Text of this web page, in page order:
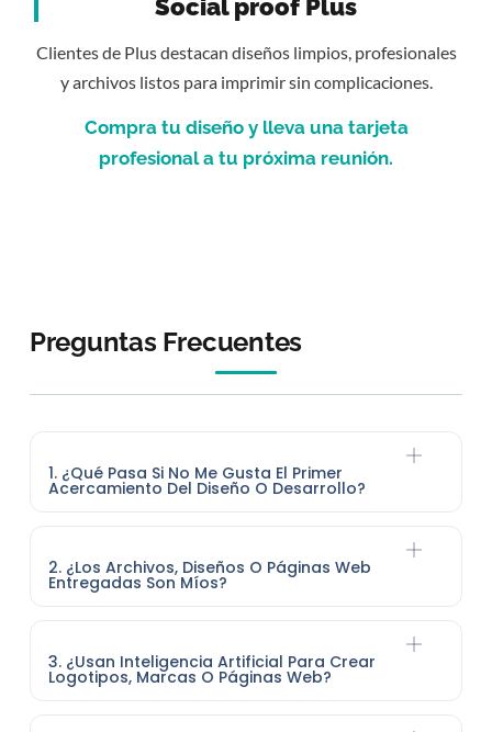
Social proof Plus
Clientes de Plusdestacan diseños limpios, profesionales
y archivos listos para imprimir sin complicaciones.
Compra tu diseño y lleva una tarjeta
profesional a tu próxima reunión.
Preguntas Frecuentes
1. ¿Qué Pasa Si No Me Gusta El Primer
Acercamiento Del Diseño O Desarrollo?
2. ¿Los Archivos, Diseños O Páginas Web
Entregadas Son Míos?
3. ¿Usan Inteligencia Artificial Para Crear
Logotipos, Marcas O Páginas Web?